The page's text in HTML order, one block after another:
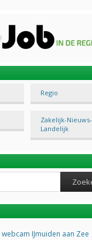
Regio
Zakelijk-Nieuws-
Landelijk
webcam IJmuiden aan Zee